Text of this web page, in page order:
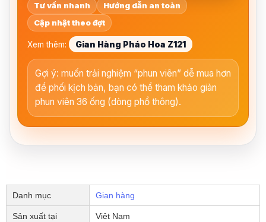
Tư vấn nhanh
Hướng dẫn an toàn
Cập nhật theo đợt
Xem thêm: Gian Hàng Pháo Hoa Z121
Gợi ý: muốn trải nghiệm “phun viên” dễ mua hơn
để phối kịch bản, bạn có thể tham khảo giàn
phun viên 36 ống (dòng phổ thông).
Danh mục Gian hàng
Sản xuất tại Viêt Nam